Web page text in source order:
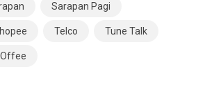
Sarapan Pagi
Telco Tune Talk